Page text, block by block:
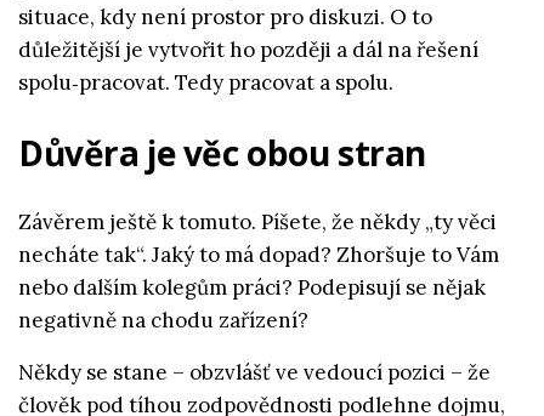
situace, kdy není prostor pro diskuzi. O to
důležitější je vytvořit ho později a dál na řešení
spolu‑pracovat. Tedy pracovat a spolu.
Důvěra je věc obou stran
Závěrem ještě k tomuto. Píšete, že někdy „ty věci
necháte tak“. Jaký to má dopad? Zhoršuje to Vám
nebo dalším kolegům práci? Podepisují se nějak
negativně na chodu zařízení?
Někdy se stane – obzvlášť ve vedoucí pozici – že
člověk pod tíhou zodpovědnosti podlehne dojmu,